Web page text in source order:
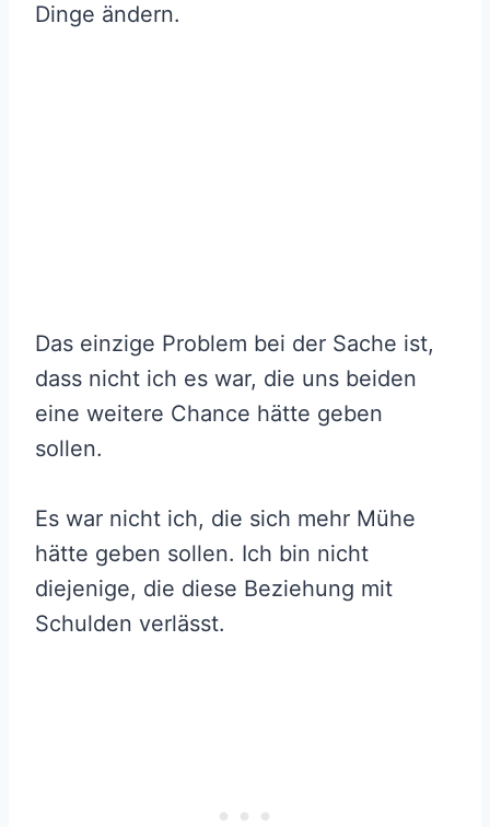
Dinge ändern.
Das einzige Problem bei der Sache ist,
dass nicht ich es war, die uns beiden
eine weitere Chance hätte geben
sollen.
Es war nicht ich, die sich mehr Mühe
hätte geben sollen. Ich bin nicht
diejenige, die diese Beziehung mit
Schulden verlässt.